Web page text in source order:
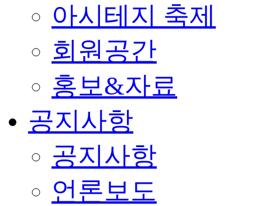
아시테지 축제
회원공간
홍보&자료
공지사항
공지사항
언론보도